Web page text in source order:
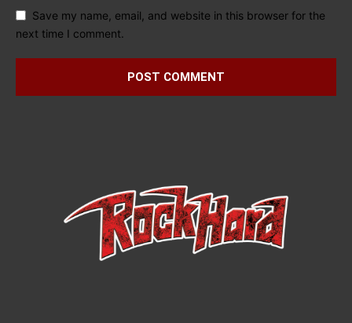
Save my name, email, and website in this browser for the
next time I comment.